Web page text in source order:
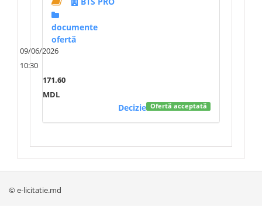
documente
ofertă
09/06/2026
10:30
171.60
MDL
Ofertă acceptată
Decizie
© e-licitatie.md